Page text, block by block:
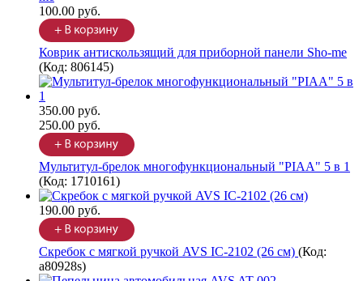
100.00 руб.
Коврик антискользящий для приборной панели Sho-me
(Код: 806145)
350.00 руб.
250.00 руб.
Мультитул-брелок многофункциональный "PIAA" 5 в 1
(Код: 1710161)
190.00 руб.
Скребок с мягкой ручкой AVS IC-2102 (26 см) (Код:
a80928s)